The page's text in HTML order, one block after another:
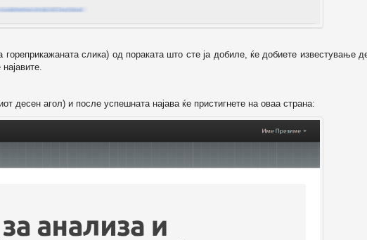
гореприкажаната слика) од пораката што сте ја добиле, ќе добиете известување
десен агол) и после успешната најава ќе пристигнете на оваа страна: